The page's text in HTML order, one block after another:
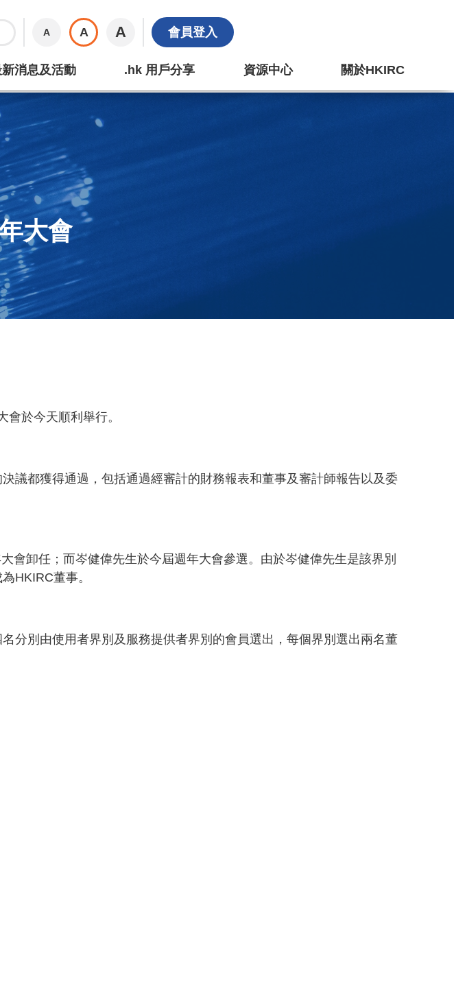
A A A 會員登入
消息及活動 .hk 用戶分享 資源中心 關於HKIRC
大會
於今天順利舉行。
議都獲得通過，包括通過經審計的財務報表和董事及審計師報告以及委
會卸任；而岑健偉先生於今屆週年大會參選。由於岑健偉先生是該界別
HKIRC董事。
分別由使用者界別及服務提供者界別的會員選出，每個界別選出兩名董